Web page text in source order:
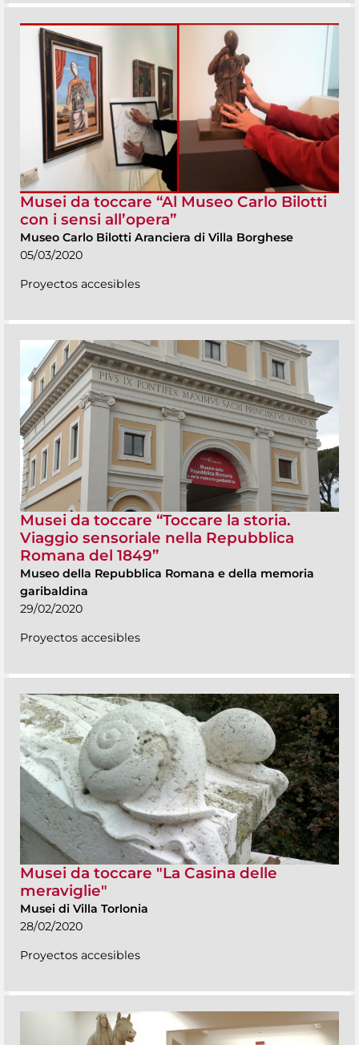
Musei da toccare “Al Museo Carlo Bilotti
con i sensi all’opera”
Museo Carlo Bilotti Aranciera di Villa Borghese
05/03/2020
Proyectos accesibles
Musei da toccare “Toccare la storia.
Viaggio sensoriale nella Repubblica
Romana del 1849”
Museo della Repubblica Romana e della memoria
garibaldina
29/02/2020
Proyectos accesibles
Musei da toccare "La Casina delle
meraviglie"
Musei di Villa Torlonia
28/02/2020
Proyectos accesibles